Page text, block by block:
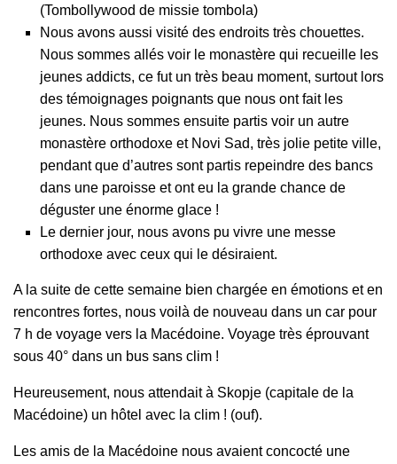
(Tombollywood de missie tombola)
Nous avons aussi visité des endroits très chouettes.
Nous sommes allés voir le monastère qui recueille les
jeunes addicts, ce fut un très beau moment, surtout lors
des témoignages poignants que nous ont fait les
jeunes. Nous sommes ensuite partis voir un autre
monastère orthodoxe et Novi Sad, très jolie petite ville,
pendant que d’autres sont partis repeindre des bancs
dans une paroisse et ont eu la grande chance de
déguster une énorme glace !
Le dernier jour, nous avons pu vivre une messe
orthodoxe avec ceux qui le désiraient.
A la suite de cette semaine bien chargée en émotions et en
rencontres fortes, nous voilà de nouveau dans un car pour
7 h de voyage vers la Macédoine. Voyage très éprouvant
sous 40° dans un bus sans clim !
Heureusement, nous attendait à Skopje (capitale de la
Macédoine) un hôtel avec la clim ! (ouf).
Les amis de la Macédoine nous avaient concocté une